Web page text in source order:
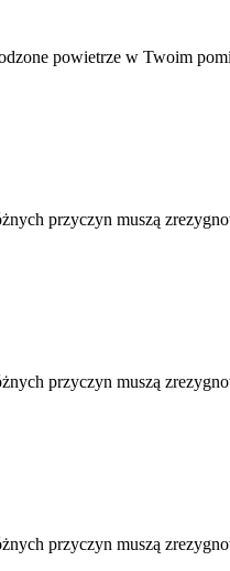
powietrze w Twoim
przyczyn muszą
przyczyn muszą
przyczyn muszą